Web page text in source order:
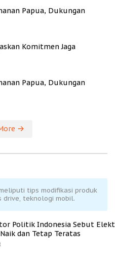
Papua, Dukungan
Komitmen Jaga
Papua, Dukungan
tips modifikasi produk
teknologi mobil.
Politik Indonesia Sebut
dan Tetap Teratas